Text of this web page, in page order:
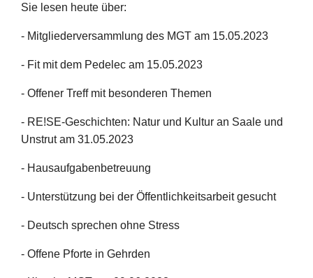
Sie lesen heute über:
- Mitgliederversammlung des MGT am 15.05.2023
- Fit mit dem Pedelec am 15.05.2023
- Offener Treff mit besonderen Themen
- RE!SE-Geschichten: Natur und Kultur an Saale und
Unstrut am 31.05.2023
- Hausaufgabenbetreuung
- Unterstützung bei der Öffentlichkeitsarbeit gesucht
- Deutsch sprechen ohne Stress
- Offene Pforte in Gehrden